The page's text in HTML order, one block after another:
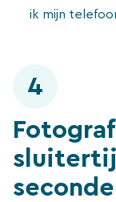
ik mijn
4